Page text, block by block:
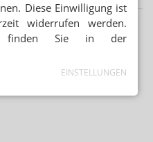
Diese Einwilligung ist
widerrufen werden.
finden Sie in der
EINSTELLUNGEN